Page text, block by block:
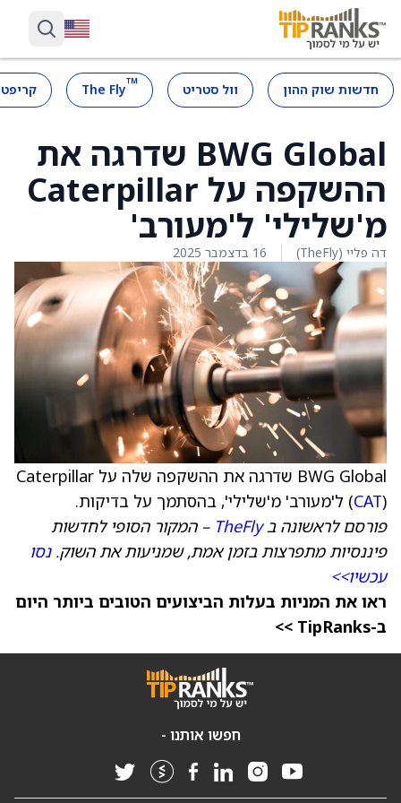
חדשות שוק ההון וול סטריט ™
The Fly
BWG Global שדרגה את
ההשקפה על Caterpillar
מ'שלילי' ל'מעורב'
דה פליי (TheFly) 16 בדצמבר 2025
BWG Global שדרגה את ההשקפה שלה על Caterpillar
(CAT) ל'מעורב' מ'שלילי', בהסתמך על בדיקות.
פורסם לראשונה בTheFly – המקור הסופי לחדשות
פיננסיות מתפרצות בזמן אמת, שמניעות את השוק.נסו
עכשיו>>
ראו את המניות בעלות הביצועים הטובים ביותר היום
ב-TipRanks >>
חפשו אותנו -